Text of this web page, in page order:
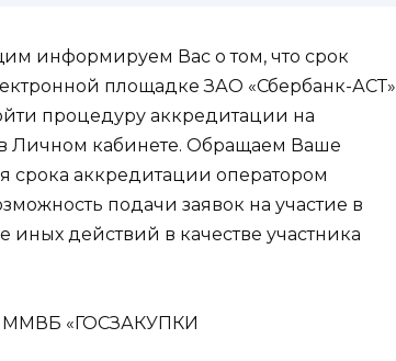
информируем Вас о том, что срок
площадке ЗАО «Сбербанк-АСТ»
процедуру аккредитации на
Личном кабинете. Обращаем Ваше
срока аккредитации оператором
подачи заявок на участие в
действий в качестве участника